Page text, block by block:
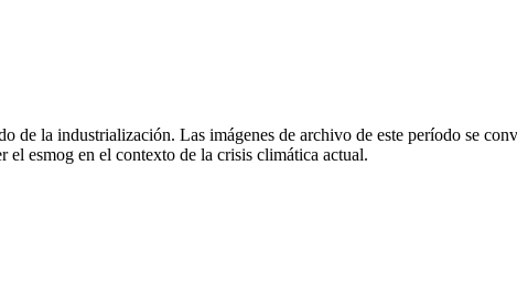
de la industrialización. Las imágenes de archivo de este período se
esmog en el contexto de la crisis climática actual.